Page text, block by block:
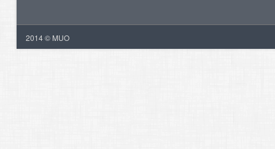
2014 © MUO